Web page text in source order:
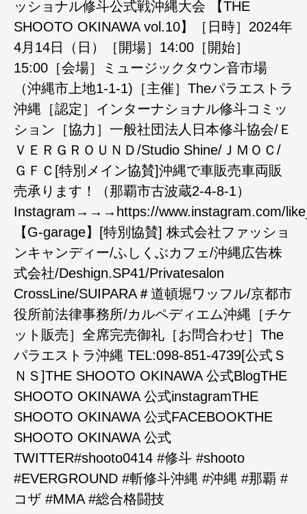
ッショナル修斗公式戦沖縄大会 【THE
SHOOTO OKINAWA vol.10】［日時］2024年
4月14日（日）［開場］14:00［開始］
15:00［会場］ミュージックタウン音市場
（沖縄市上地1-1-1)［主催］Theパラエストラ
沖縄［認定］インターナショナル修斗コミッ
ション［協力］一般社団法人日本修斗協会/Ｅ
ＶＥＲＧＲＯＵＮＤ/Studio Shine/ＪＭＯＣ/
ＧＦＣ[特別メイン協賛]沖縄で車販売車両販
売承ります！（那覇市古波蔵2-4-8-1）
Instagram→→→https://www.instagram.com/
【G-garage】[特別協賛] 株式会社ファッショ
ンキャンディー/ふしくぶカフェ/沖縄広告株
式会社/Deshign.SP41/Privatesalon
CrossLine/SUIPARA＃道頓堀ワッフル/京都市
役所前法律事務所/カルペディエム沖縄［チケ
ット販売］全席完売御礼［お問合わせ］The
パラエストラ沖縄 TEL:098-851-4739[公式Ｓ
ＮＳ]THE SHOOTO OKINAWA 公式BlogTHE
SHOOTO OKINAWA 公式instagramTHE
SHOOTO OKINAWA 公式FACEBOOKTHE
SHOOTO OKINAWA 公式
TWITTER#shooto0414 #修斗 #shooto
#EVERGROUND #斬修斗沖縄 #沖縄 #那覇 #
コザ #MMA #総合格闘技